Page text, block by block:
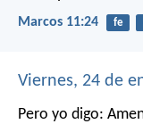
Marcos 11:24 fe
Viernes, 24 de
Pero yo digo: